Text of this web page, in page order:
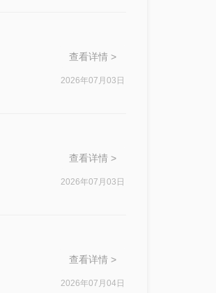
查看详情 >
2026年07月03日
查看详情 >
2026年07月03日
查看详情 >
2026年07月04日